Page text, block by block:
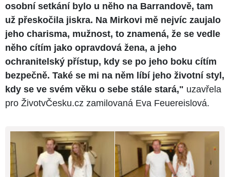
osobní setkání bylo u něho na Barrandově, tam
už přeskočila jiskra. Na Mirkovi mě nejvíc zaujalo
jeho charisma, mužnost, to znamená, že se vedle
něho cítím jako opravdová žena, a jeho
ochranitelský přístup, kdy se po jeho boku cítím
bezpečně. Také se mi na něm líbí jeho životní styl,
kdy se ve svém věku o sebe stále stará," uzavřela
pro ŽivotvČesku.cz zamilovaná Eva Feuereislová.